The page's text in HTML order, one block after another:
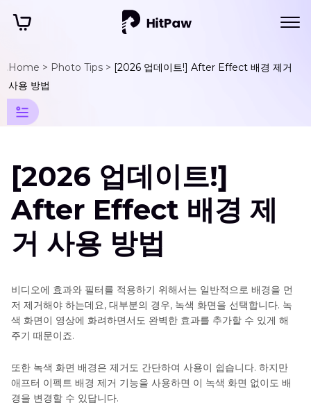
Home > Photo Tips > [2026 업데이트!] After Effect 배경 제거
사용 방법
이
미
지
경
경
거
도
구
및
프
트
[2026 업데이트!]
After Effect 배경 제
거 사용 방법
비디오에 효과와 필터를 적용하기 위해서는 일반적으로 배경을 먼
저 제거해야 하는데요, 대부분의 경우, 녹색 화면을 선택합니다. 녹
색 화면이 영상에 화려하면서도 완벽한 효과를 추가할 수 있게 해
주기 때문이죠.
또한 녹색 화면 배경은 제거도 간단하여 사용이 쉽습니다. 하지만
애프터 이펙트 배경 제거 기능을 사용하면 이 녹색 화면 없이도 배
경을 변경할 수 있답니다.